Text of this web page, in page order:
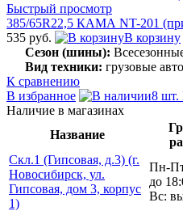
Быстрый просмотр
385/65R22,5 КАМА NT-201
535 руб.
В корзину
Сезон (шины):
Вид техники: грузовые
К сравнению
В избранное
8 шт.
Наличие в магазинах
Название
Скл.1 (Гипсовая, д.3) (г.
Новосибирск, ул.
Гипсовая, дом 3, корпус
1)
Пн-
до
Вс: